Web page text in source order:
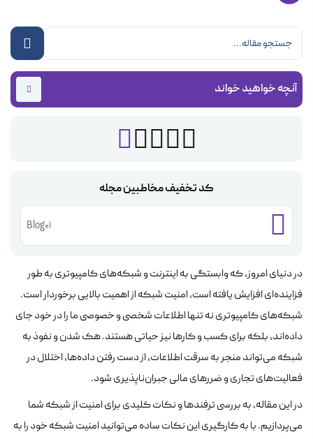
آنچه خواهید خواند
کد تخفیف مخاطبین مجله
Blog01
در دنیای امروز، که وابستگی به اینترنت و شبکه‌های کامپیوتری به طور
فزاینده‌ای افزایش یافته است، امنیت شبکه از اهمیت بالایی برخوردار است.
شبکه‌های کامپیوتری نه تنها اطلاعات شخصی و خصوصی ما را در خود جای
داده‌اند، بلکه برای کسب و کارها نیز حیاتی هستند. هک شدن و نفوذ به
شبکه می‌تواند منجر به سرقت اطلاعات، از دست رفتن داده‌ها، اختلال در
فعالیت‌های تجاری و ضررهای مالی جبران‌ناپذیری شود.
در این مقاله، به بررسی ترفندها و نکات کلیدی برای امنیت از شبکه شما
می‌پردازیم. با به کارگیری این نکات ساده می‌توانید امنیت شبکه خود را به